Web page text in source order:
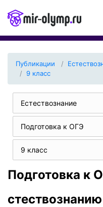
Публикации
9 класс
Естествознание
Подготовка к ОГЭ
9 класс
Подготовка к